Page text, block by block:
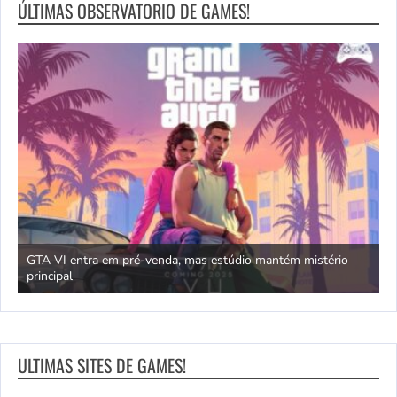
ÚLTIMAS OBSERVATORIO DE GAMES!
GTA VI entra em pré-venda, mas estúdio mantém mistério
principal
ULTIMAS SITES DE GAMES!